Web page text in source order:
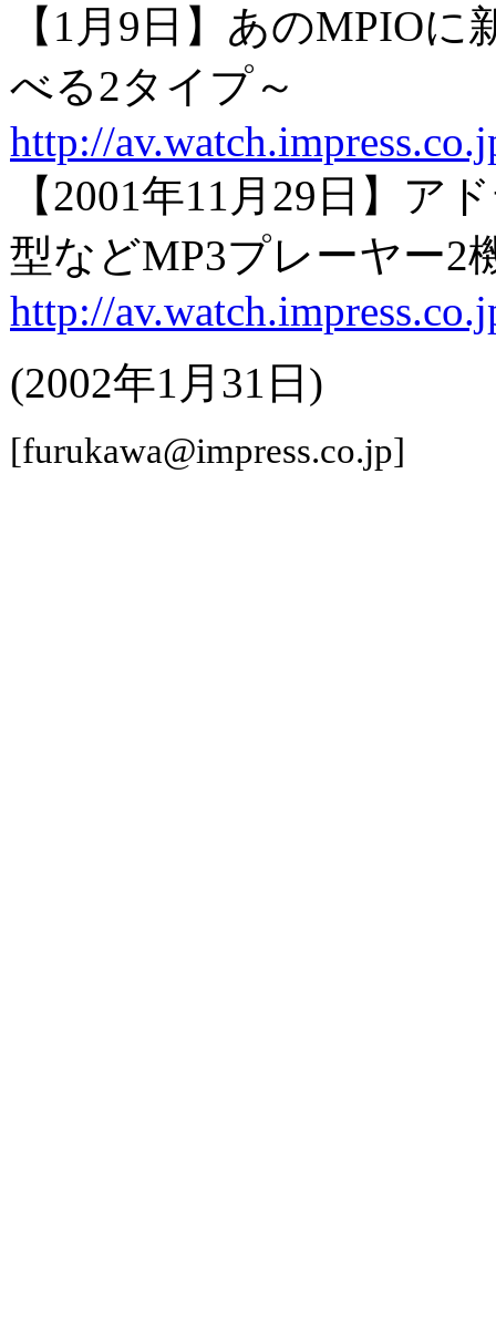
【1月9日】あのMPIO
べる2タイプ～
http://
【2001年11月29日】ア
型などMP3プレーヤー2
http://
(2002年1月31日)
[furukawa@impress.co.jp]